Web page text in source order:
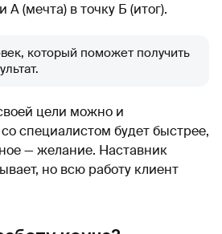
А (мечта) в точку Б (итог).
который поможет получить
цели можно и
специалистом будет быстрее,
— желание. Наставник
но всю работу клиент